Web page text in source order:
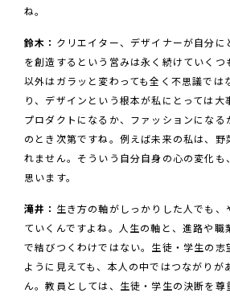
ね。
鈴木： クリエイター、デザイナーが自分に
を創造するという営みは永く続けていくつ
以外はガラッと変わっても全く不思議では
り、デザインという根本が私にとっては
プロダクトになるか、ファッションになる
のとき次第ですね。例えば未来の私は、野
れません。そういう自分自身の心の変化も
思います。
滝井： 生き方の軸がしっかりした人でも、
ていくんですよね。人生の軸と、進路や職
で結びつくわけではない。生徒・学生の志
ように見えても、本人の中ではつながりが
ん。教員としては、生徒・学生の決断を尊